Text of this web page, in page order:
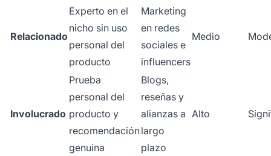
Relacionado
Experto en el
nicho sin uso
personal del
producto
Marketing
en redes
sociales e
influencers
Medio
Involucrado
Prueba
personal del
producto y
recomendación
genuina
Blogs,
reseñas y
alianzas a
largo
plazo
Alto